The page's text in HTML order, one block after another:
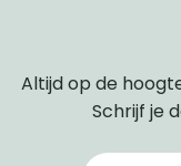
Altijd op de
Schrijf je